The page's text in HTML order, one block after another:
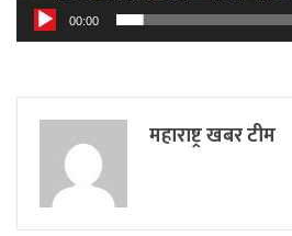
00:00
महाराष्ट्र खबर टीम